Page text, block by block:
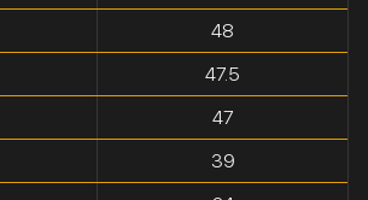
48
47.5
47
39